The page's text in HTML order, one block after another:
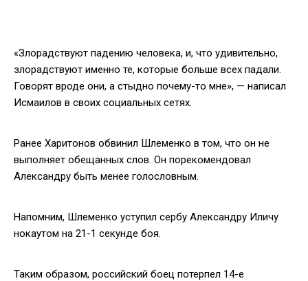
«Злорадствуют падению человека, и, что удивительно,
злорадствуют именно те, которые больше всех падали.
Говорят вроде они, а стыдно почему-то мне», — написал
Исмаилов в своих социальных сетях.
Ранее Харитонов обвинил Шлеменко в том, что он не
выполняет обещанных слов. Он порекомендовал
Александру быть менее голословным.
Напомним, Шлеменко уступил сербу Александру Иличу
нокаутом на 21-1 секунде боя.
Таким образом, российский боец потерпел 14-е